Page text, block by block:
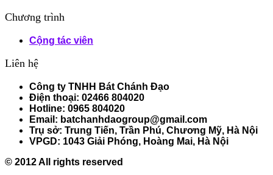
Chương trình
Cộng tác viên
Liên hệ
Công ty TNHH Bát Chánh Đạo
Điện thoại: 02466 804020
Hotline: 0965 804020
Email: batchanhdaogroup@gmail.com
Trụ sở: Trung Tiến, Trần Phú, Chương Mỹ, Hà Nội
VPGD: 1043 Giải Phóng, Hoàng Mai, Hà Nội
© 2012 All rights reserved